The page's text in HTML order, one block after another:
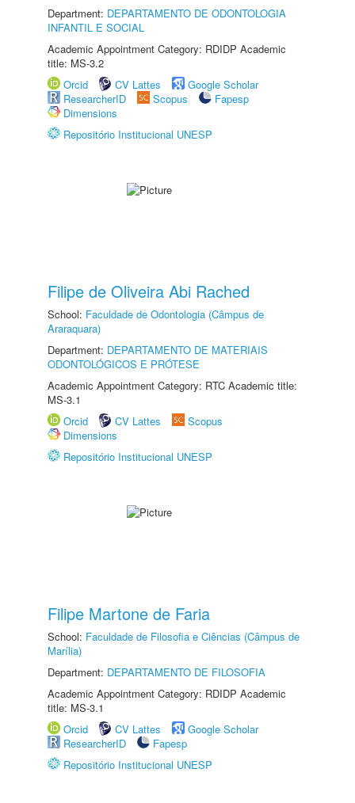
Department: DEPARTAMENTO DE ODONTOLOGIA
INFANTIL E SOCIAL
Academic Appointment Category: RDIDP Academic
title: MS-3.2
Orcid
CV Lattes
Google Scholar
ResearcherID
Scopus
Fapesp
Dimensions
Repositório Institucional UNESP
Filipe de Oliveira Abi Rached
School: Faculdade de Odontologia (Câmpus de
Araraquara)
Department: DEPARTAMENTO DE MATERIAIS
ODONTOLÓGICOS E PRÓTESE
Academic Appointment Category: RTC Academic title:
MS-3.1
Orcid
CV Lattes
Scopus
Dimensions
Repositório Institucional UNESP
Filipe Martone de Faria
School: Faculdade de Filosofia e Ciências (Câmpus de
Marília)
Department: DEPARTAMENTO DE FILOSOFIA
Academic Appointment Category: RDIDP Academic
title: MS-3.1
Orcid
CV Lattes
Google Scholar
ResearcherID
Fapesp
Repositório Institucional UNESP